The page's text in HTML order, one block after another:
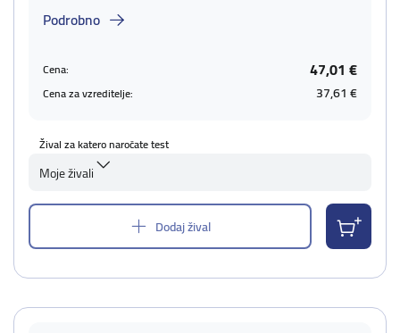
Podrobno
Cena: 47,01 €
Cena za vzreditelje: 37,61 €
Žival za katero naročate test
Moje živali
Dodaj žival